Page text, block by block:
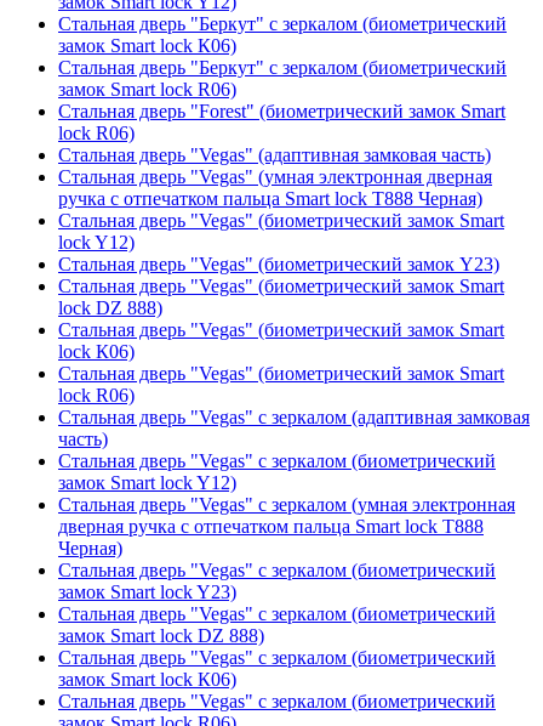
Стальная дверь "Беркут" с зеркалом (биометрический
замок Smart lock К06)
Стальная дверь "Беркут" с зеркалом (биометрический
замок Smart lock R06)
Стальная дверь "Forest" (биометрический замок Smart
lock R06)
Стальная дверь "Vegas" (адаптивная замковая часть)
Стальная дверь "Vegas" (умная электронная дверная
ручка с отпечатком пальца Smart lock T888 Черная)
Стальная дверь "Vegas" (биометрический замок Smart
lock Y12)
Стальная дверь "Vegas" (биометрический замок Y23)
Стальная дверь "Vegas" (биометрический замок Smart
lock DZ 888)
Стальная дверь "Vegas" (биометрический замок Smart
lock К06)
Стальная дверь "Vegas" (биометрический замок Smart
lock R06)
Стальная дверь "Vegas" с зеркалом (адаптивная замковая
часть)
Стальная дверь "Vegas" с зеркалом (биометрический
замок Smart lock Y12)
Стальная дверь "Vegas" с зеркалом (умная электронная
дверная ручка с отпечатком пальца Smart lock T888
Черная)
Стальная дверь "Vegas" с зеркалом (биометрический
замок Smart lock Y23)
Стальная дверь "Vegas" с зеркалом (биометрический
замок Smart lock DZ 888)
Стальная дверь "Vegas" с зеркалом (биометрический
замок Smart lock К06)
Стальная дверь "Vegas" с зеркалом (биометрический